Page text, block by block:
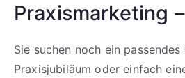
Praxismarketing
Sie suchen noch ein
Praxisjubiläum oder einfach